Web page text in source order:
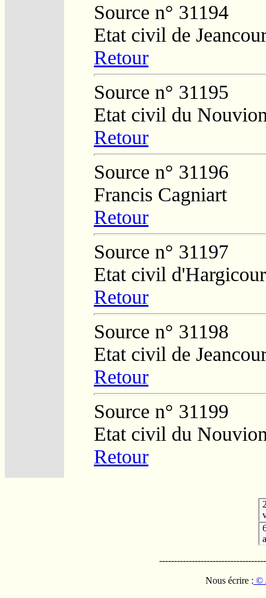
Source n° 31194
Etat civil de
Retour
Source n° 31195
Etat civil du
Retour
Source n° 31196
Francis Cagniart
Retour
Source n° 31197
Etat civil
Retour
Source n° 31198
Etat civil de
Retour
Source n° 31199
Etat civil du
Retour
Nous écrire : ©